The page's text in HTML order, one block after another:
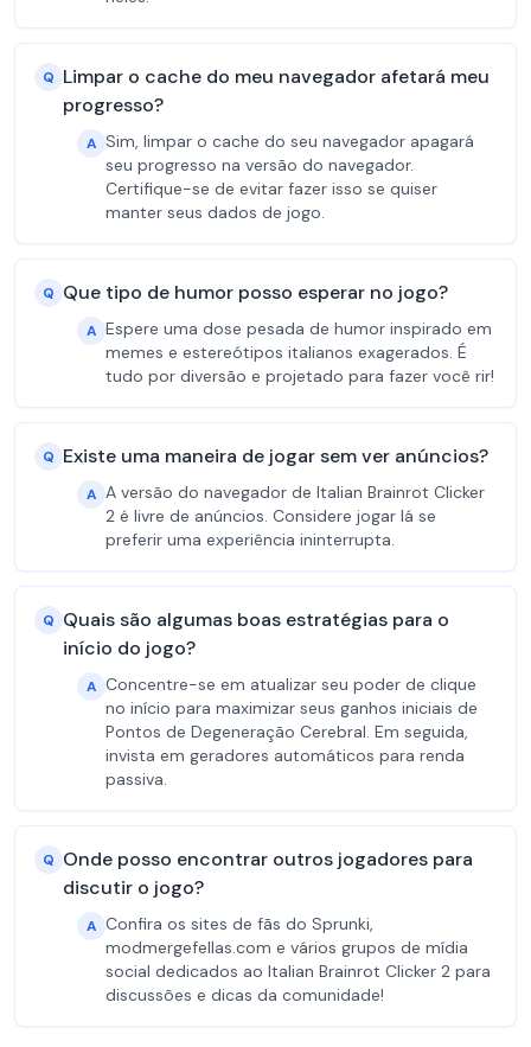
Q Limpar o cache do meu navegador afetará meu
progresso?
A Sim, limpar o cache do seu navegador apagará
seu progresso na versão do navegador.
Certifique-se de evitar fazer isso se quiser
manter seus dados de jogo.
Q Que tipo de humor posso esperar no jogo?
A Espere uma dose pesada de humor inspirado em
memes e estereótipos italianos exagerados. É
tudo por diversão e projetado para fazer você rir!
Q Existe uma maneira de jogar sem ver anúncios?
A A versão do navegador de Italian Brainrot Clicker
2 é livre de anúncios. Considere jogar lá se
preferir uma experiência ininterrupta.
Q Quais são algumas boas estratégias para o
início do jogo?
A Concentre-se em atualizar seu poder de clique
no início para maximizar seus ganhos iniciais de
Pontos de Degeneração Cerebral. Em seguida,
invista em geradores automáticos para renda
passiva.
Q Onde posso encontrar outros jogadores para
discutir o jogo?
A Confira os sites de fãs do Sprunki,
modmergefellas.com e vários grupos de mídia
social dedicados ao Italian Brainrot Clicker 2 para
discussões e dicas da comunidade!